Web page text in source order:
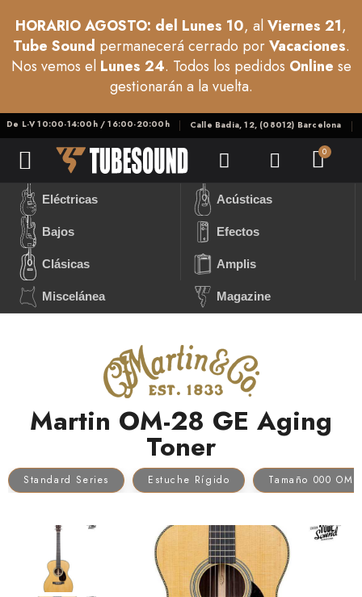
HORARIO AGOSTO: del Lunes 10, alViernes 21,
Tube Sound permanecerá cerrado porVacaciones.
Nos vemos el Lunes 24. Todos los pedidos Online se
gestionarán a la vuelta.
De L-V 10:00-14:00h / 16:00-20:00h Calle Badia, 12, (08012) Barcelona
Eléctricas Acústicas
Bajos Efectos
Clásicas Amplis
Miscelánea Magazine
Martin OM-28 GE Aging
Toner
Standard Series Estuche Rígido Tamaño 000 OM